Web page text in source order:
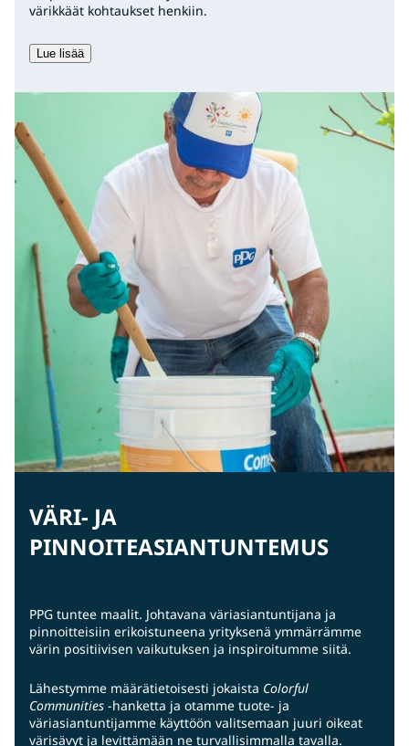
värikkäät kohtaukset henkiin.
Lue lisää
VÄRI- JA
PINNOITEASIANTUNTEMUS
PPG tuntee maalit. Johtavana väriasiantuntijana ja
pinnoitteisiin erikoistuneena yrityksenä ymmärrämme
värin positiivisen vaikutuksen ja inspiroitumme siitä.
Lähestymme määrätietoisesti jokaista Colorful
Communities -hanketta ja otamme tuote- ja
väriasiantuntijamme käyttöön valitsemaan juuri oikeat
värisävyt ja levittämään ne turvallisimmalla tavalla.